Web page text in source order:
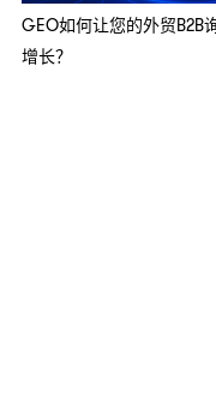
GEO如何让您的外贸B2B
增长？